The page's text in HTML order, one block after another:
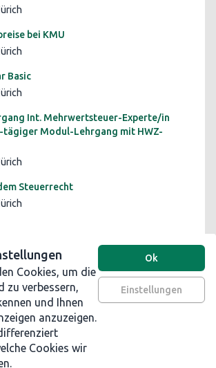
bei KMU
Basic
Int. Mehrwertsteuer-Experte/in
tägiger Modul-Lehrgang mit HWZ-
Steuerrecht
steuerinformationen.ch
Cookies, um die
zu verbessern,
und Ihnen
anzuzeigen.
Cookies wir
Ok
Einstellungen